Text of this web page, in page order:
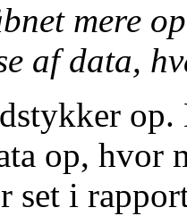
mere
af data,
op, hvor
set i